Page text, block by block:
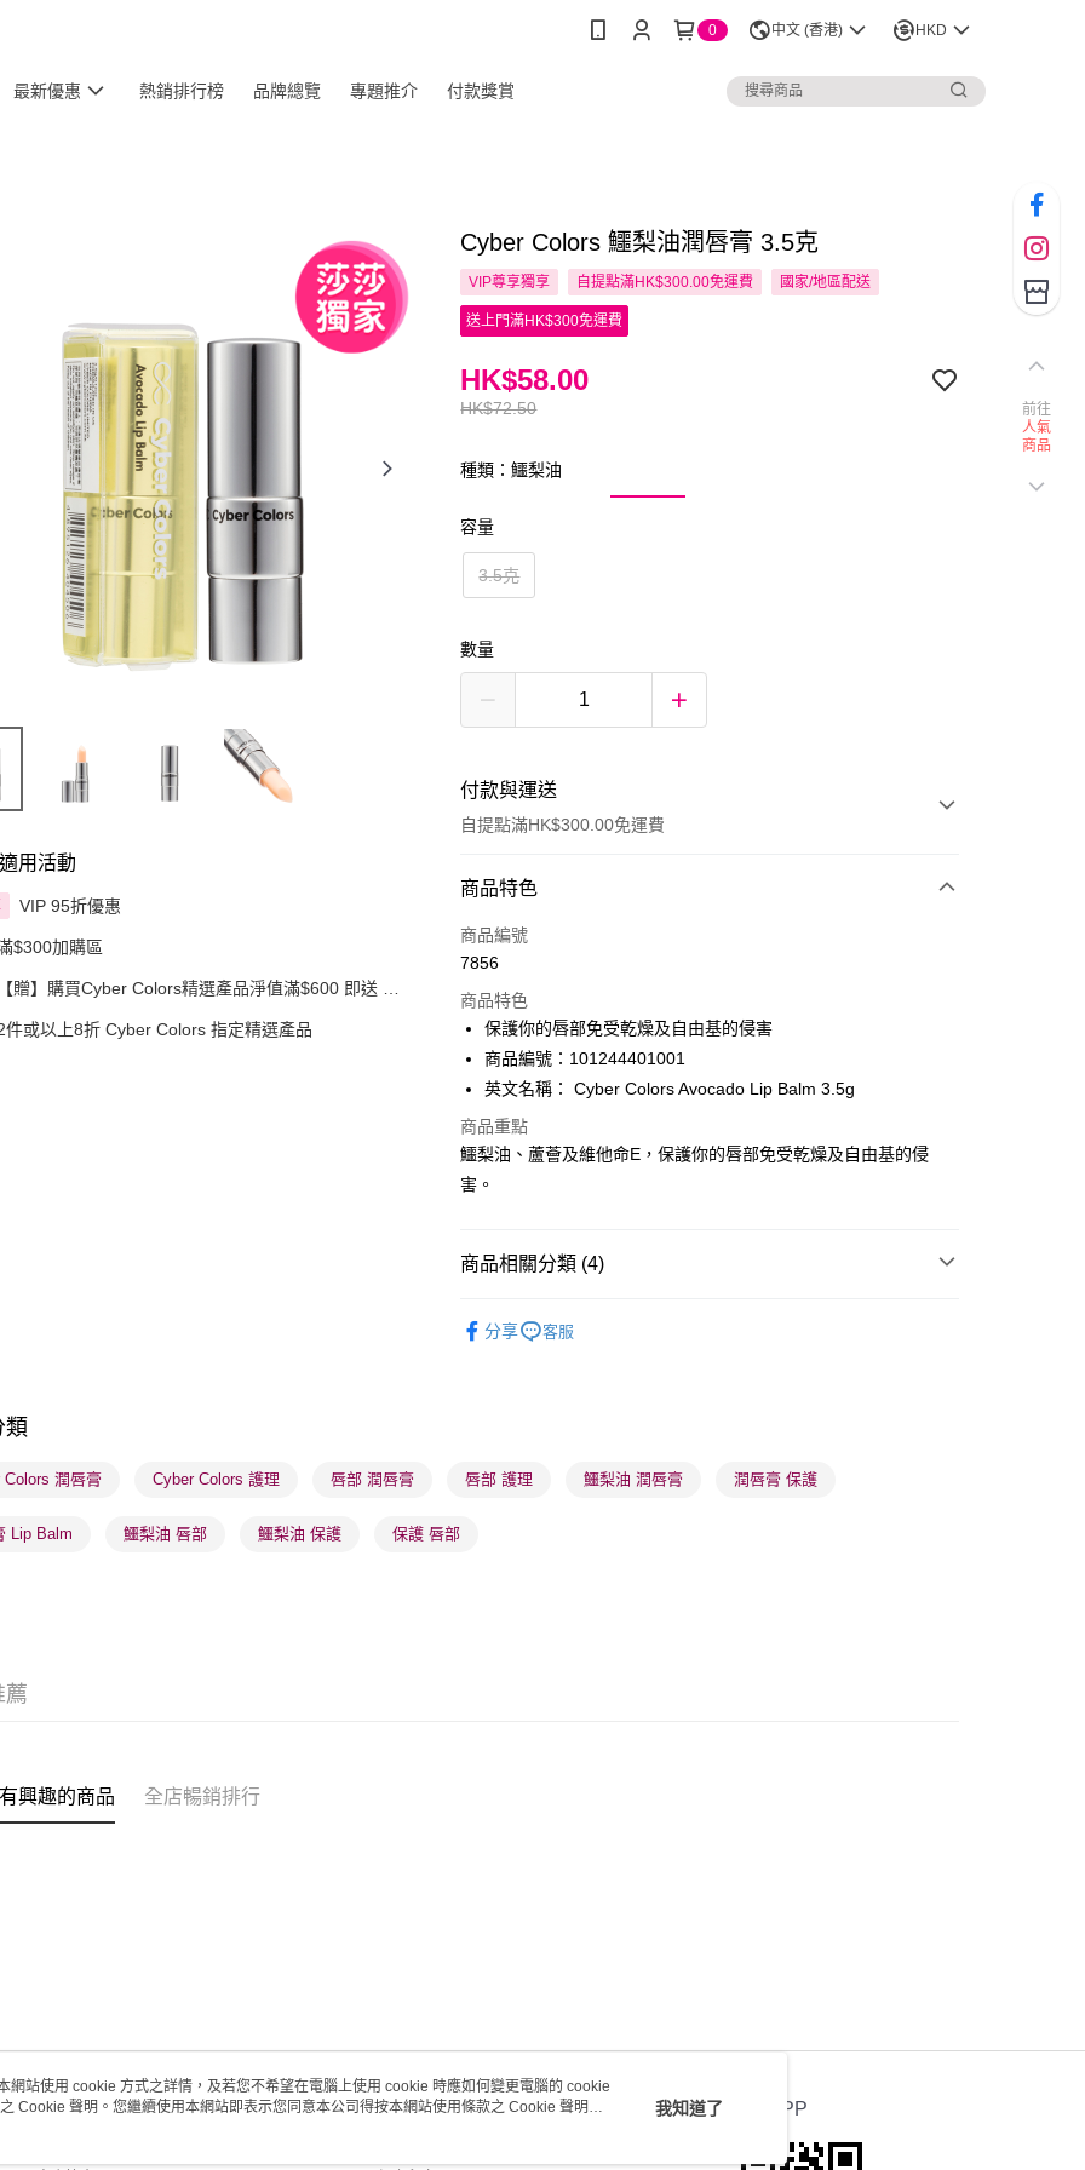
0 中文 (香港) HKD
最新優惠 熱銷排行榜 品牌總覽 專題推介 付款獎賞
用活動
VIP 95折優惠
$300加購區
【贈】購買Cyber Colors精選產品淨值滿$600 即送 迷
件或以上8折 Cyber Colors 指定精選產品
Cyber Colors 鱷梨油潤唇膏 3.5克
VIP尊享獨享 自提點滿HK$300.00免運費 國家/地區配送
送上門滿HK$300免運費
HK$72.50
HK$58.00
種類：鱷梨油
容量
3.5克
數量
付款與運送
自提點滿HK$300.00免運費
付款方式
信用卡
AlipayHK
PayMe
BoC Pay
順豐自助櫃 - 確認發貨後1-3個工作天送達
商品特色
商品編號
7856
商品特色
保護你的唇部免受乾燥及自由基的侵害
商品編號：101244401001
英文名稱： Cyber Colors Avocado Lip Balm 3.5g
商品重點
鱷梨油、蘆薈及維他命E，保護你的唇部免受乾燥及自由基的侵
害。
商品相關分類 (4)
分享 客服
類
Colors 潤唇膏 Cyber Colors 護理 唇部 潤唇膏 唇部 護理 鱷梨油 潤唇膏 潤唇膏 保護
Lip Balm 鱷梨油 唇部 鱷梨油 保護 保護 唇部
薦
興趣的商品 全店暢銷排行
關於我們 客戶服務 官方APP
前往
人氣
商品
網站使用 cookie 方式之詳情，及若您不希望在電腦上使用 cookie 時應如何變更電腦的 cookie
之 Cookie 聲明。您繼續使用本網站即表示您同意本公司得按本網站使用條款之 Cookie 聲明使
我知道了